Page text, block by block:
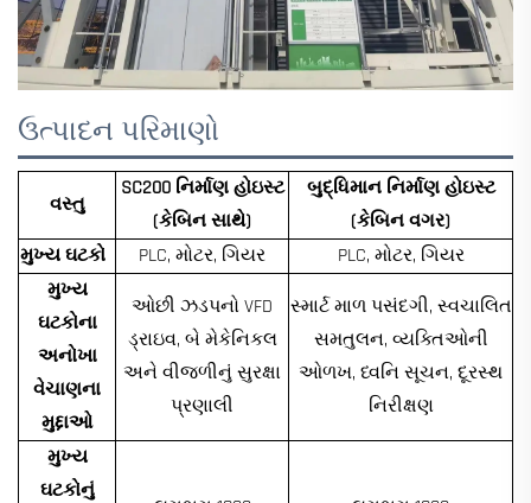
ઉત્પાદન પરિમાણો
વસ્તુ
SC200 નિર્માણ હોઇસ્ટ
(કેબિન સાથે)
બુદ્ધિમાન નિર્માણ હોઇસ્ટ
(કેબિન વગર)
મુખ્ય ઘટકો
PLC, મોટર, ગિયર
PLC, મોટર, ગિયર
મુખ્ય
ઘટકોના
અનોખા
વેચાણના
મુદ્દાઓ
ઓછી ઝડપનો VFD
ડ્રાઇવ, બે મેકેનિકલ
અને વીજળીનું સુરક્ષા
પ્રણાલી
સ્માર્ટ માળ પસંદગી, સ્વચાલિત
સમતુલન, વ્યક્તિઓની
ઓળખ, ધ્વનિ સૂચન, દૂરસ્થ
નિરીક્ષણ
મુખ્ય
ઘટકોનું